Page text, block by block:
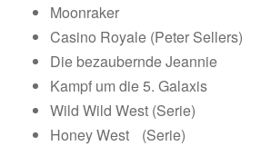
Moonraker
Casino Royale (Peter Sellers)
Die bezaubernde Jeannie
Kampf um die 5. Galaxis
Wild Wild West (Serie)
Honey West (Serie)